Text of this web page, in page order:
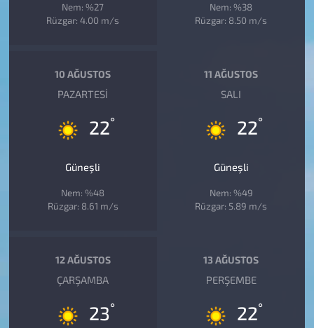
Nem: %27
Rüzgar: 4.00 m/s
Nem: %38
Rüzgar: 8.50 m/s
10 AĞUSTOS
PAZARTESI
22°
Güneşli
Nem: %48
Rüzgar: 8.61 m/s
11 AĞUSTOS
SALI
22°
Güneşli
Nem: %49
Rüzgar: 5.89 m/s
12 AĞUSTOS
ÇARŞAMBA
23°
13 AĞUSTOS
PERŞEMBE
22°